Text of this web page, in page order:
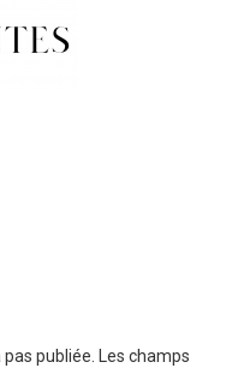
publiée.
Les champs